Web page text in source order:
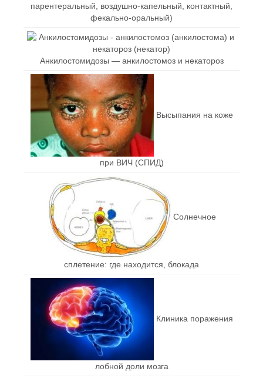
парентеральный, воздушно-капельный, контактный,
фекально-оральный)
Анкилостомидозы — анкилостомоз и некатороз
Высыпания на коже
при ВИЧ (СПИД)
Солнечное
сплетение: где находится, блокада
Клиника поражения
лобной доли мозга